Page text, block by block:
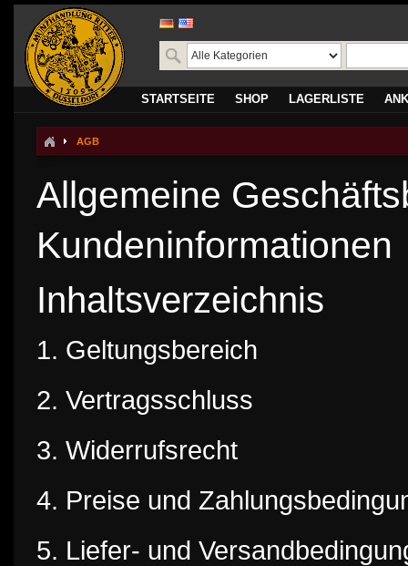
STARTSEITE SHOP LAGERLISTE
AGB
Allgemeine
Kundeninformationen
Inhaltsverzeichnis
1. Geltungsbereich
2. Vertragsschluss
3. Widerrufsrecht
4. Preise und
5. Liefer- und